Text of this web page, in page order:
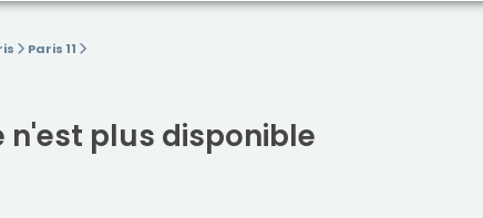
Paris 11
n'est plus disponible